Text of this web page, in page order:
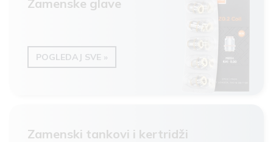
Zamenske glave
POGLEDAJ SVE »
Zamenski tankovi i kertridži